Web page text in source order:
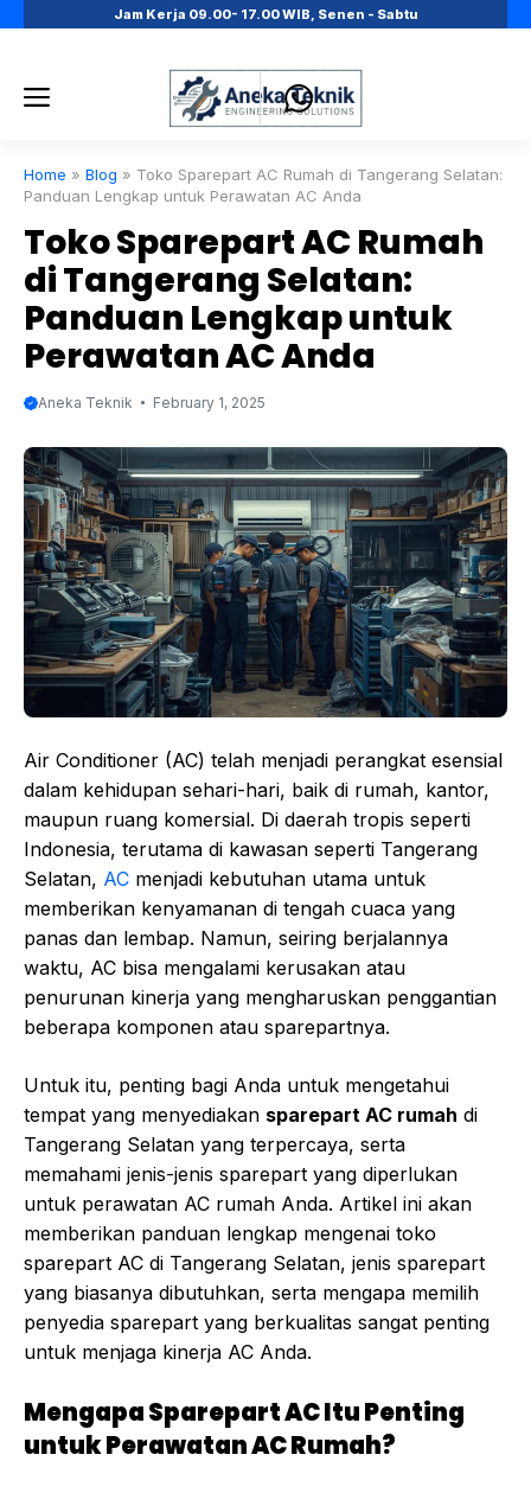
Jam Kerja 09.00- 17.00 WIB, Senen - Sabtu
Menu
Home » Blog » Toko Sparepart AC Rumah di Tangerang Selatan:
Panduan Lengkap untuk Perawatan AC Anda
Toko Sparepart AC Rumah
di Tangerang Selatan:
Panduan Lengkap untuk
Perawatan AC Anda
Aneka Teknik February 1, 2025
Air Conditioner (AC) telah menjadi perangkat esensial
dalam kehidupan sehari-hari, baik di rumah, kantor,
maupun ruang komersial. Di daerah tropis seperti
Indonesia, terutama di kawasan seperti Tangerang
Selatan, AC menjadi kebutuhan utama untuk
memberikan kenyamanan di tengah cuaca yang
panas dan lembap. Namun, seiring berjalannya
waktu, AC bisa mengalami kerusakan atau
penurunan kinerja yang mengharuskan penggantian
beberapa komponen atau sparepartnya.
Untuk itu, penting bagi Anda untuk mengetahui
tempat yang menyediakan sparepart AC rumah di
Tangerang Selatan yang terpercaya, serta
memahami jenis-jenis sparepart yang diperlukan
untuk perawatan AC rumah Anda. Artikel ini akan
memberikan panduan lengkap mengenai toko
sparepart AC di Tangerang Selatan, jenis sparepart
yang biasanya dibutuhkan, serta mengapa memilih
penyedia sparepart yang berkualitas sangat penting
untuk menjaga kinerja AC Anda.
Mengapa Sparepart AC Itu Penting
untuk Perawatan AC Rumah?